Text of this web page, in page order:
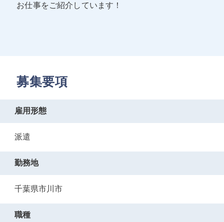
お仕事をご紹介しています！
募集要項
雇用形態
派遣
勤務地
千葉県市川市
職種